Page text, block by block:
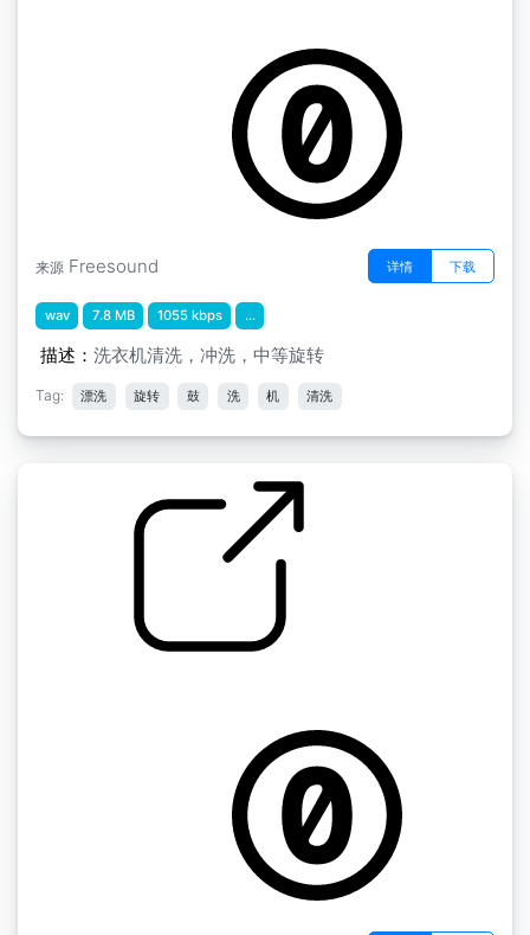
来源 Freesound 详情 下载
wav 7.8 MB 1055 kbps ...
描述： 洗衣机清洗，冲洗，中等旋转
Tag: 漂洗 旋转 鼓 洗 机 清洗